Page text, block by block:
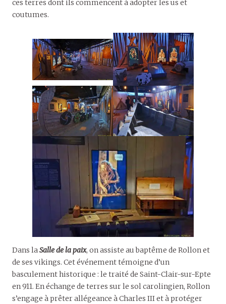
ces terres dont ils commencent à adopter les us et
coutumes.
Dans laSalle de la paix, on assiste au baptême de Rollon et
de ses vikings. Cet événement témoigne d’un
basculement historique : le traité de Saint-Clair-sur-Epte
en 911. En échange de terres sur le sol carolingien, Rollon
s’engage à prêter allégeance à Charles III et à protéger